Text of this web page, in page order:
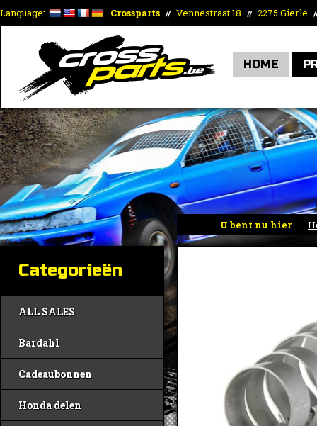
Language: Crossparts // Vennestraat 18 // 2275 Gierle
HOME
U bent nu hier
Categorieën
ALL SALES
Bardahl
Cadeaubonnen
Honda delen